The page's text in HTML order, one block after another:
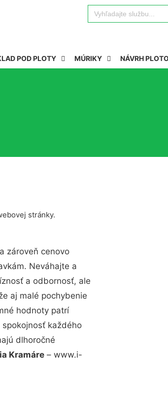
Search
for:
POD PLOTY MÚRIKY NÁVRH
stránky.
zároveň cenovo
Neváhajte a
a odbornosť, ale
aj malé pochybenie
hodnoty patrí
každého
dlhoročné
Kramáre – www.i-